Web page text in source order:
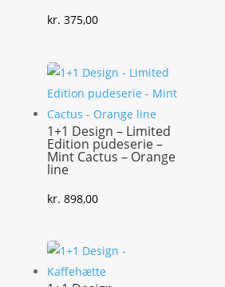
kr. 375,00
1+1 Design – Limited
Edition pudeserie –
Mint Cactus – Orange
line
kr. 898,00